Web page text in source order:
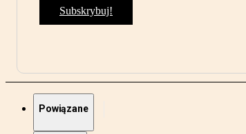
Subskrybuj!
Powiązane